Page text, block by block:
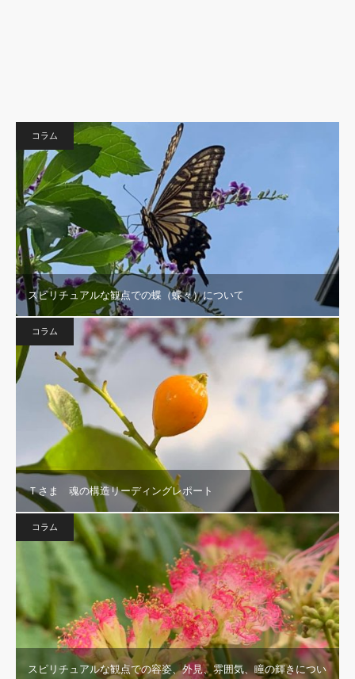
コラム
スピリチュアルな観点での蝶（蝶々）について
コラム
Ｔさま 魂の構造リーディングレポート
コラム
スピリチュアルな観点での容姿、外見、雰囲気、瞳の輝きについ